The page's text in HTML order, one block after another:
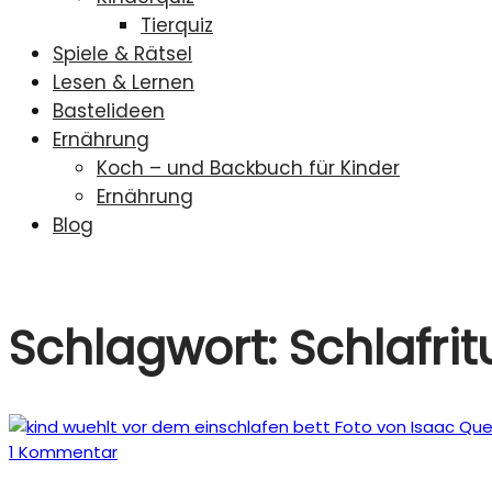
Tierquiz
Spiele & Rätsel
Lesen & Lernen
Bastelideen
Ernährung
Koch – und Backbuch für Kinder
Ernährung
Blog
Schlagwort:
1 Kommentar